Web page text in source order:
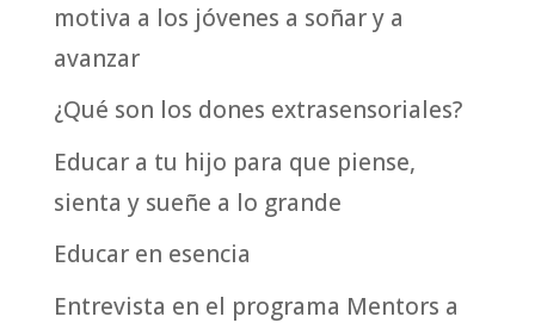
motiva a los jóvenes a soñar y a
avanzar
¿Qué son los dones extrasensoriales?
Educar a tu hijo para que piense,
sienta y sueñe a lo grande
Educar en esencia
Entrevista en el programa Mentors a